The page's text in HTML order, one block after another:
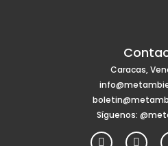
Caracas,
Síguenos: